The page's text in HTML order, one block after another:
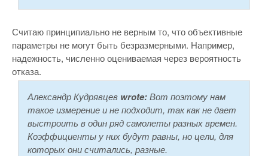
Считаю принципиально не верным то, что объективные
параметры не могут быть безразмерными. Например,
надежность, численно оцениваемая через вероятность
отказа.
Александр Кудрявцев wrote:Вот поэтому нам
такое измерение и не подходит, так как не дает
выстроить в один ряд самолеты разных времен.
Коэффициенты у них будут равны, но цели, для
которых они считались, разные.